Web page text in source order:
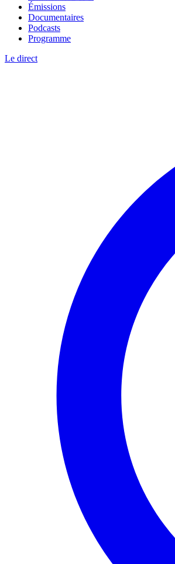
Émissions
Documentaires
Podcasts
Programme
Le direct